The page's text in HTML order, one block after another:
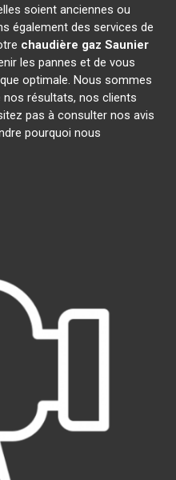
soient anciennes ou
également des services de
chaudière gaz Saunier
les pannes et de vous
optimale. Nous sommes
résultats, nos clients
pas à consulter nos avis
pourquoi nous